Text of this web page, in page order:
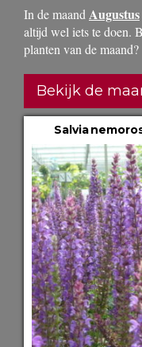
In de maand Augustus
altijd wel iets te doen.
planten van de maand?
Bekijk de
Salvia